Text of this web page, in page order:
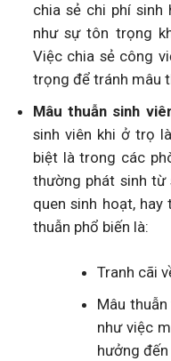
chia sẻ chi phí sinh
như sự tôn trọng
Việc chia sẻ công
trọng để tránh mâu
Mâu thuẫn sinh
sinh viên khi ở trọ
biệt là trong các
thường phát sinh
quen sinh hoạt,
thuẫn phổ biến là:
Tranh cãi
Mâu
như việc
hưởng